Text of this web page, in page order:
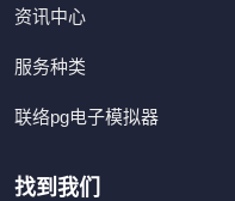
资讯中心
服务种类
联络pg电子模拟器
找到我们